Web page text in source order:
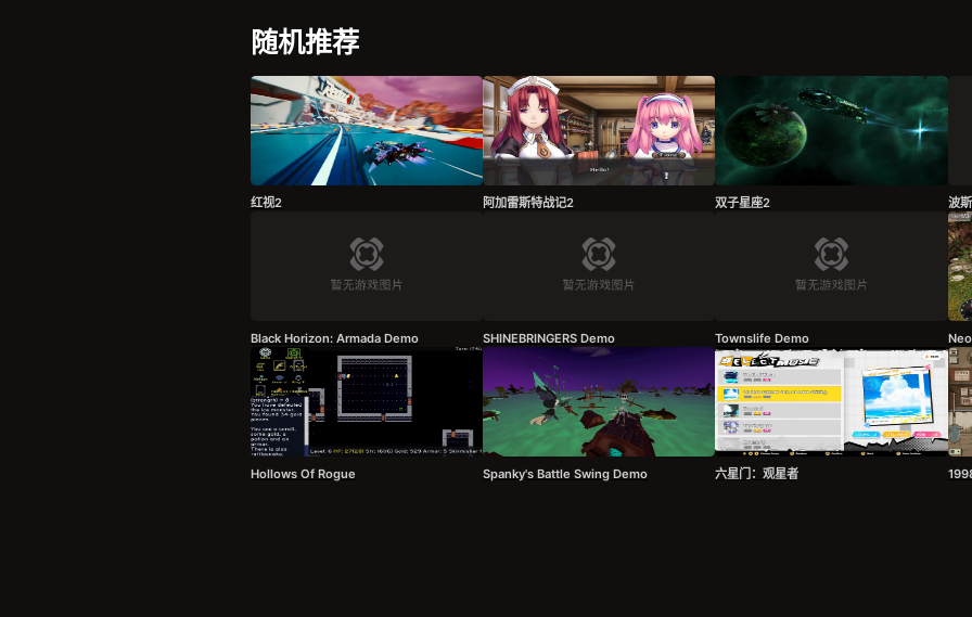
随机推荐
红视2 阿加雷斯特战记2 双子星座2 波
Black Horizon: Armada Demo SHINEBRINGERS Demo Townslife Demo
Hollows Of Rogue Spanky's Battle Swing Demo 六星门：观星者